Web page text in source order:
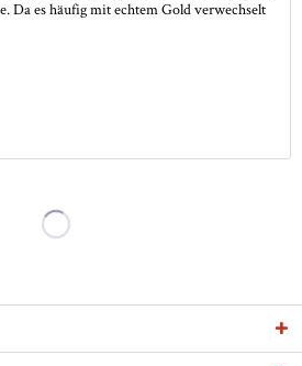
Da es häufig mit echtem Gold verwechselt